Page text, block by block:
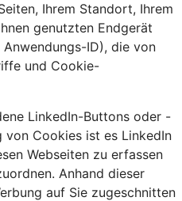
Ihrem Standort, Ihrem
genutzten Endgerät
ID), die von
und Cookie-
LinkedIn-Buttons oder -
von Cookies ist es LinkedIn
Webseiten zu erfassen
Anhand dieser
auf Sie zugeschnitten